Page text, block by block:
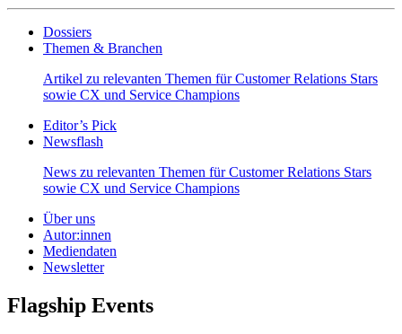
Dossiers
Themen & Branchen
Artikel zu relevanten Themen für Customer Relations Stars
sowie CX und Service Champions
Editor’s Pick
Newsflash
News zu relevanten Themen für Customer Relations Stars
sowie CX und Service Champions
Über uns
Autor:innen
Mediendaten
Newsletter
Flagship Events